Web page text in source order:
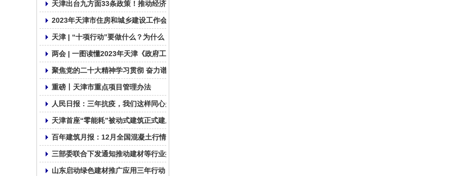
天津出台九方面33条政策！推动经济运行一季度良好开局全年整体好转
2023年天津市住房和城乡建设工作会议召开
天津 | “十项行动”要做什么？为什么？
两会 | 一图读懂2023年天津《政府工作报告》
聚焦党的二十大精神学习贯彻 奋力谱写社会组织发展新篇章
重磅丨天津市重点项目管理办法
人民日报：三年抗疫，我们这样同心走过
天津首座“零能耗”被动式建筑正式建成!
百年建筑月报：12月全国混凝土行情缺乏支撑
三部委联合下发通知推动建材等行业提质增效
山东启动绿色建材推广应用三年行动